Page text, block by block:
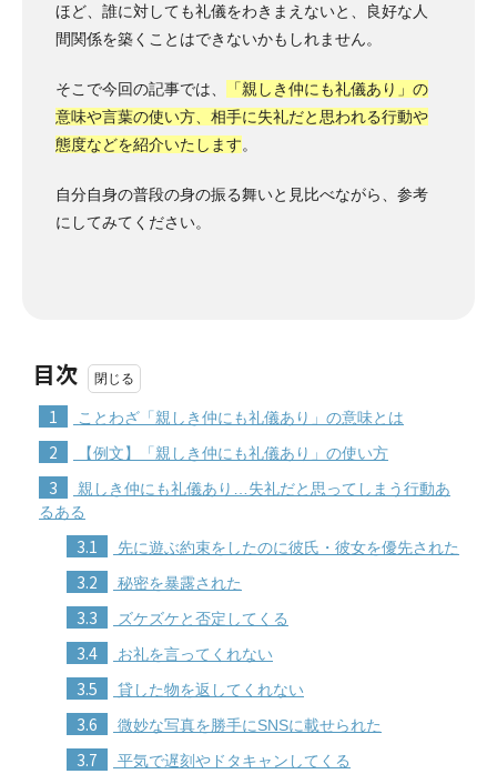
ほど、誰に対しても礼儀をわきまえないと、良好な人
間関係を築くことはできないかもしれません。
そこで今回の記事では、
「親しき仲にも礼儀あり」の
意味や言葉の使い方、相手に失礼だと思われる行動や
態度などを紹介いたします。
自分自身の普段の身の振る舞いと見比べながら、参考
にしてみてください。
目次
1 ことわざ「親しき仲にも礼儀あり」の意味とは
2 【例文】「親しき仲にも礼儀あり」の使い方
3
親しき仲にも礼儀あり…失礼だと思ってしまう行動あ
るある
3.1 先に遊ぶ約束をしたのに彼氏・彼女を優先された
3.2 秘密を暴露された
3.3 ズケズケと否定してくる
3.4 お礼を言ってくれない
3.5 貸した物を返してくれない
3.6 微妙な写真を勝手にSNSに載せられた
3.7 平気で遅刻やドタキャンしてくる